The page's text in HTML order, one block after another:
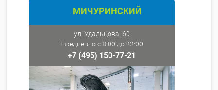
МИЧУРИНСКИЙ
ул. Удальцова, 60
Ежедневно с 8:00 до 22:00
+7 (495) 150-77-21